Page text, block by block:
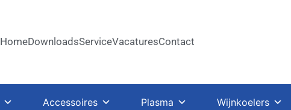
HomeDownloadsServiceVacaturesContact
Accessoires Plasma Wijnkoelers